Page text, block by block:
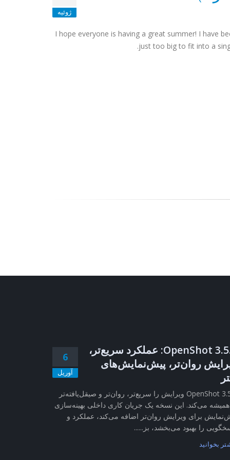
ژوئیه
I hope everyone is having a great summer! I have
just too big to fit into a
6
آوریل
OpenShot 3.5.1: عملکرد سریع‌تر،
روان‌تر، پیش‌نمایش‌های
OpenShot 3.5.1 ویرایش را سریع‌تر، روان‌تر و صیقل‌یافته‌تر
همیشه می‌کند. این نسخه یک جریان کاری داخلی بهینه‌سازی
برای ویرایش روان‌تر اضافه می‌کند، عملکرد و
را بهبود می‌بخشد، بز......
بخوانید